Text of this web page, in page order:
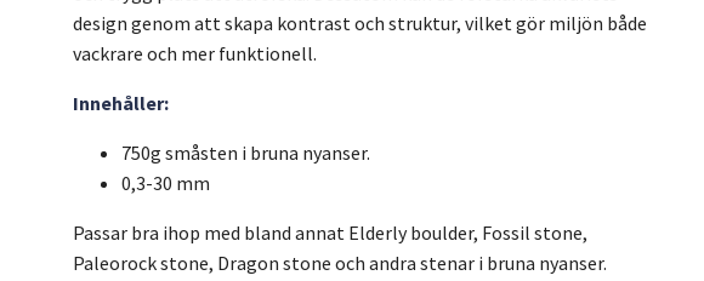
design genom att skapa kontrast och struktur, vilket gör miljön både
vackrare och mer funktionell.
Innehåller:
750g småsten i bruna nyanser.
0,3-30 mm
Passar bra ihop med bland annat Elderly boulder, Fossil stone,
Paleorock stone, Dragon stone och andra stenar i bruna nyanser.